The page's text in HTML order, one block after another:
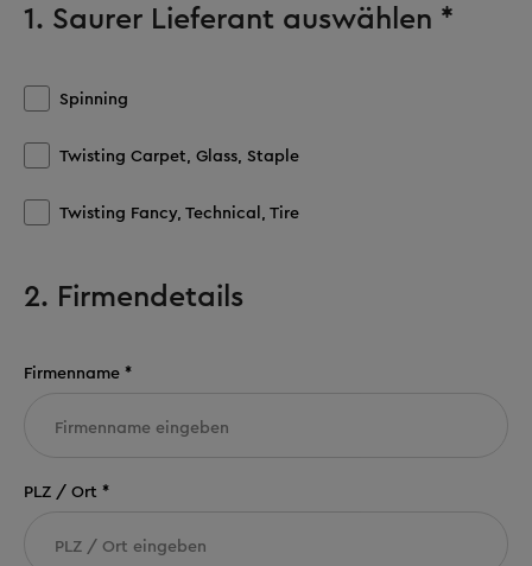
1. Saurer Lieferant auswählen *
Spinning
Twisting Carpet, Glass, Staple
Twisting Fancy, Technical, Tire
2. Firmendetails
Firmenname *
PLZ / Ort *